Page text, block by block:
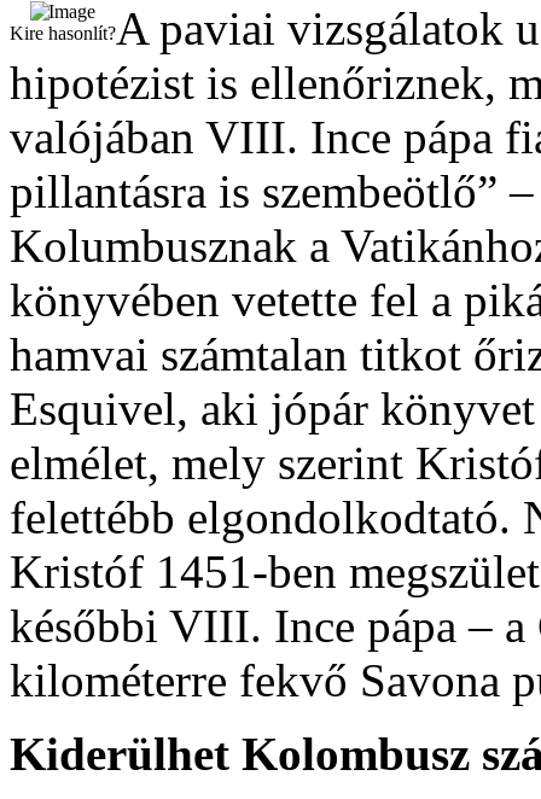
Kire hasonlít?A paviai vizsgálatok
hipotézist is ellenőriznek,
valójában VIII. Ince pápa
pillantásra is szembeötlő”
Kolumbusznak a
könyvében vetette fel a
hamvai számtalan titkot
Esquivel, aki jópár
elmélet, mely szerint
felettébb elgondolkodtató.
Kristóf 1451-ben
későbbi VIII. Ince pápa –
kilométerre fekvő Savona
Kiderülhet Kolombusz